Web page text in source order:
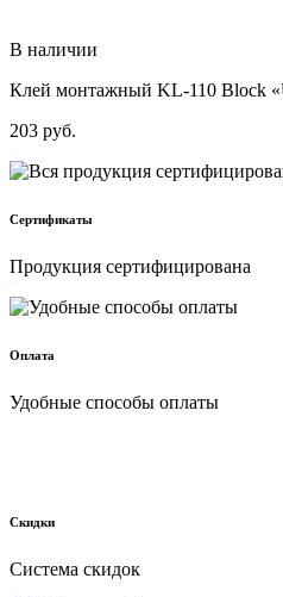
В наличии
Клей монтажный KL-110 Block
203 руб.
Сертификаты
Продукция сертифицирована
Оплата
Удобные способы оплаты
Скидки
Cистема скидок